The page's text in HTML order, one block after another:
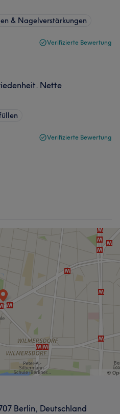
& Nagelverstärkungen
Verifizierte Bewertung
Nette
Verifizierte Bewertung
Berlin, Deutschland